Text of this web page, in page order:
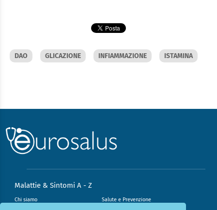
DAO GLICAZIONE INFIAMMAZIONE ISTAMINA
Malattie & Sintomi A - Z
Chi siamo Salute e Prevenzione